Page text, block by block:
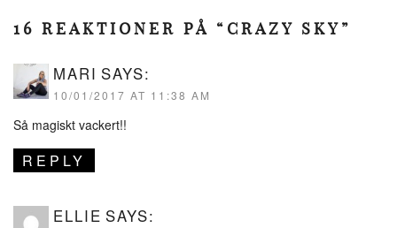
16 REAKTIONER PÅ “CRAZY SKY”
MARI SAYS:
10/01/2017 AT 11:38 AM
Så magiskt vackert!!
REPLY
ELLIE SAYS: